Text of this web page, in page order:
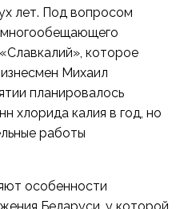
лет. Под вопросом
многообещающего
которое
Михаил
планировалось
хлорида калия в год, но
работы
особенности